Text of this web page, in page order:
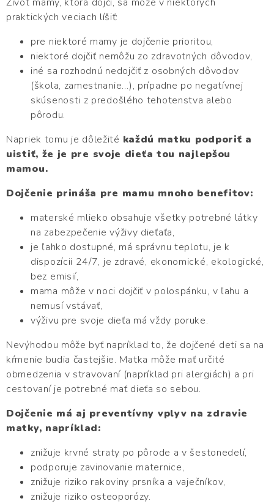
praktických veciach líšiť:
pre niektoré mamy je dojčenie prioritou,
niektoré dojčiť nemôžu zo zdravotných dôvodov,
iné sa rozhodnú nedojčiť z osobných dôvodov
(škola, zamestnanie…), prípadne po negatívnej
skúsenosti z predošlého tehotenstva alebo
pôrodu.
Napriek tomu je dôležité každú matku podporiť a
uistiť, že je pre svoje dieťa tou najlepšou
mamou.
Dojčenie prináša pre mamu mnoho benefitov:
materské mlieko obsahuje všetky potrebné látky
na zabezpečenie výživy dieťaťa,
je ľahko dostupné, má správnu teplotu, je k
dispozícii 24/7, je zdravé, ekonomické, ekologické,
bez emisií,
mama môže v noci dojčiť v polospánku, v ľahu a
nemusí vstávať,
výživu pre svoje dieťa má vždy poruke.
Nevýhodou môže byť napríklad to, že dojčené deti sa na
kŕmenie budia častejšie. Matka môže mať určité
obmedzenia v stravovaní (napríklad pri alergiách) a pri
cestovaní je potrebné mať dieťa so sebou.
Dojčenie má aj preventívny vplyv na zdravie
matky, napríklad:
znižuje krvné straty po pôrode a v šestonedelí,
podporuje zavinovanie maternice,
znižuje riziko rakoviny prsníka a vaječníkov,
znižuje riziko osteoporózy.